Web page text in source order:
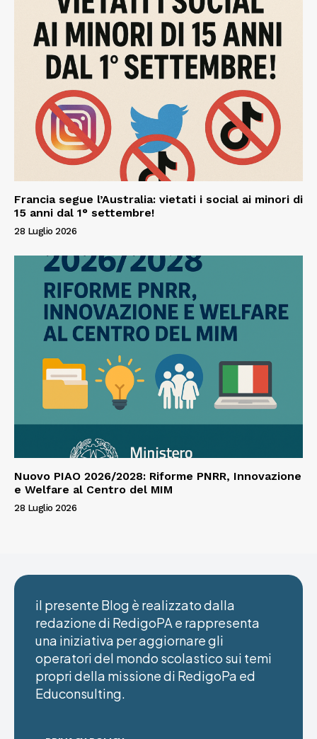
Francia segue l’Australia: vietati i social ai minori di
15 anni dal 1° settembre!
28 Luglio 2026
Nuovo PIAO 2026/2028: Riforme PNRR, Innovazione
e Welfare al Centro del MIM
28 Luglio 2026
il presente Blog è realizzato dalla
redazione di RedigoPA e rappresenta
una iniziativa per aggiornare gli
operatori del mondo scolastico sui temi
propri della missione di RedigoPa ed
Educonsulting.